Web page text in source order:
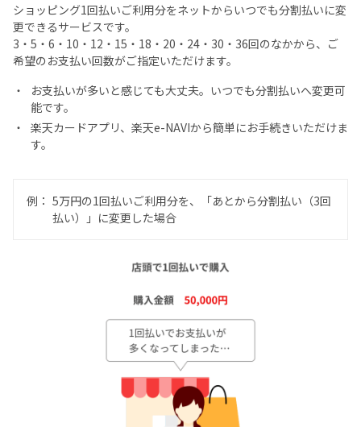
ショッピング1回払いご利用分をネットからいつでも分割払いに変
更できるサービスです。
3・5・6・10・12・15・18・20・24・30・36回のなかから、ご
希望のお支払い回数がご指定いただけます。
お支払いが多いと感じても大丈夫。いつでも分割払いへ変更可
能です。
楽天カードアプリ、楽天e-NAVIから簡単にお手続きいただけま
す。
例： 5万円の1回払いご利用分を、「あとから分割払い（3回
払い）」に変更した場合